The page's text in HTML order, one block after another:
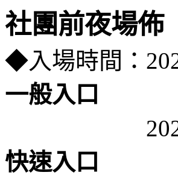
社團前夜場佈
◆入場時間：
一般入口
快速入口